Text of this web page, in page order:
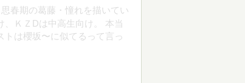
春期の葛藤・憧れを描いてい
ＫＺDは中高生向け。 本当
トは櫻坂〜に似てるって言っ